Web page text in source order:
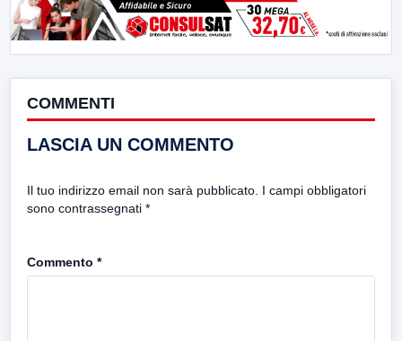
COMMENTI
LASCIA UN COMMENTO
Il tuo indirizzo email non sarà pubblicato. I campi obbligatori
sono contrassegnati *
Commento *